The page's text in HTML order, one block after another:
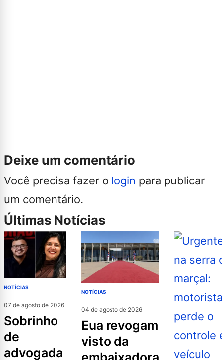
Deixe um comentário
Você precisa fazer o login para publicar
um comentário.
Últimas Notícias
NOTÍCIAS
07 de agosto de 2026
sobrinho
de
advogada
NOTÍCIAS
04 de agosto de 2026
eua revogam
visto da